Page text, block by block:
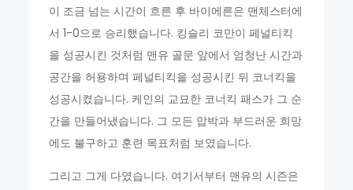
이 조금 넘는 시간이 흐른 후 바이에른은 맨체스터에
서 1-0으로 승리했습니다. 킹슬리 코만이 페널티킥
을 성공시킨 것처럼 맨유 골문 앞에서 엄청난 시간과
공간을 허용하며 페널티킥을 성공시킨 뒤 코너킥을
성공시켰습니다. 케인의 교묘한 코너킥 패스가 그 순
간을 만들어냈습니다. 그 모든 압박과 부드러운 희망
에도 불구하고 훈련 목표처럼 보였습니다.
그리고 그게 다였습니다. 여기서부터 맨유의 시즌은